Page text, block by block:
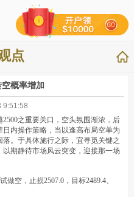
点
概率增加
9:51:58
之重要关口，空头氛围渐浓，后
内操作策略，当以逢高布局空单为
。于具体施行之际，宜寻觅关键之
期静待市场风云突变，迎接那一场
做空，止损2507.0，目标2489.4、